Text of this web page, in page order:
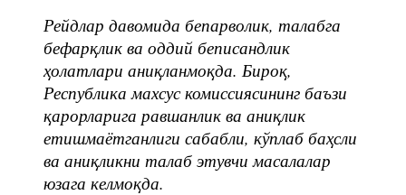
Рейдлар давомида бепарволик, талабга
бефарқлик ва оддий беписандлик
ҳолатлари аниқланмоқда. Бироқ,
Республика махсус комиссиясининг баъзи
қарорларига равшанлик ва аниқлик
етишмаётганлиги сабабли, кўплаб баҳсли
ва аниқликни талаб этувчи масалалар
юзага келмоқда.